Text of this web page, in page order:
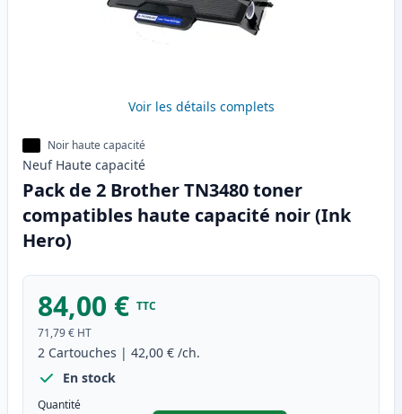
Voir les détails complets
Noir haute capacité
Neuf Haute capacité
Pack de 2 Brother TN3480 toner
compatibles haute capacité noir (Ink
Hero)
84,00 € TTC
71,79 € HT
2 Cartouches | 42,00 € /ch.
En stock
Quantité